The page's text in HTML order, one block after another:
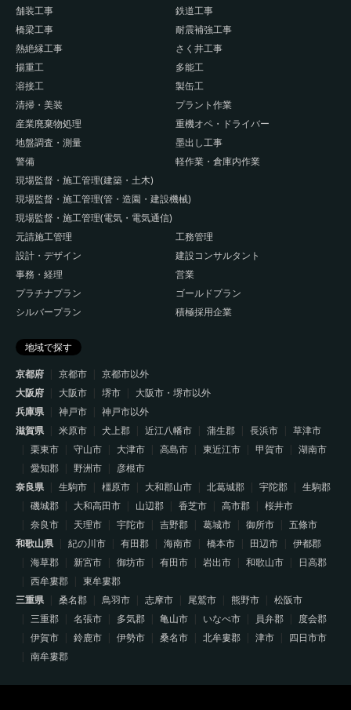
舗装工事
鉄道工事
橋梁工事
耐震補強工事
熱絶縁工事
さく井工事
揚重工
多能工
溶接工
製缶工
清掃・美装
プラント作業
産業廃棄物処理
重機オペ・ドライバー
地盤調査・測量
墨出し工事
警備
軽作業・倉庫内作業
現場監督・施工管理(建築・土木)
現場監督・施工管理(管・造園・建設機械)
現場監督・施工管理(電気・電気通信)
元請施工管理
工務管理
設計・デザイン
建設コンサルタント
事務・経理
営業
プラチナプラン
ゴールドプラン
シルバープラン
積極採用企業
地域で探す
京都府
京都市
京都市以外
大阪府
大阪市 堺市
大阪市・堺市以外
兵庫県
神戸市
神戸市以外
滋賀県
米原市 犬上郡 近江八幡市 蒲生郡 長浜市
草津市
栗東市
守山市 大津市 高島市 東近江市 甲賀市
湖南市
愛知郡
野洲市
彦根市
奈良県
生駒市 橿原市 大和郡山市 北葛城郡 宇陀郡
生駒郡
磯城郡
大和高田市 山辺郡 香芝市 高市郡
桜井市
奈良市
天理市 宇陀市 吉野郡 葛城市 御所市
五條市
和歌山県
紀の川市 有田郡 海南市 橋本市 田辺市
伊都郡
海草郡
新宮市 御坊市 有田市 岩出市 和歌山市
日高郡
西牟婁郡
東牟婁郡
三重県
桑名郡 鳥羽市 志摩市 尾鷲市 熊野市
松阪市
三重郡
名張市 多気郡 亀山市 いなべ市 員弁郡
度会郡
伊賀市
鈴鹿市 伊勢市 桑名市 北牟婁郡 津市
四日市市
南牟婁郡